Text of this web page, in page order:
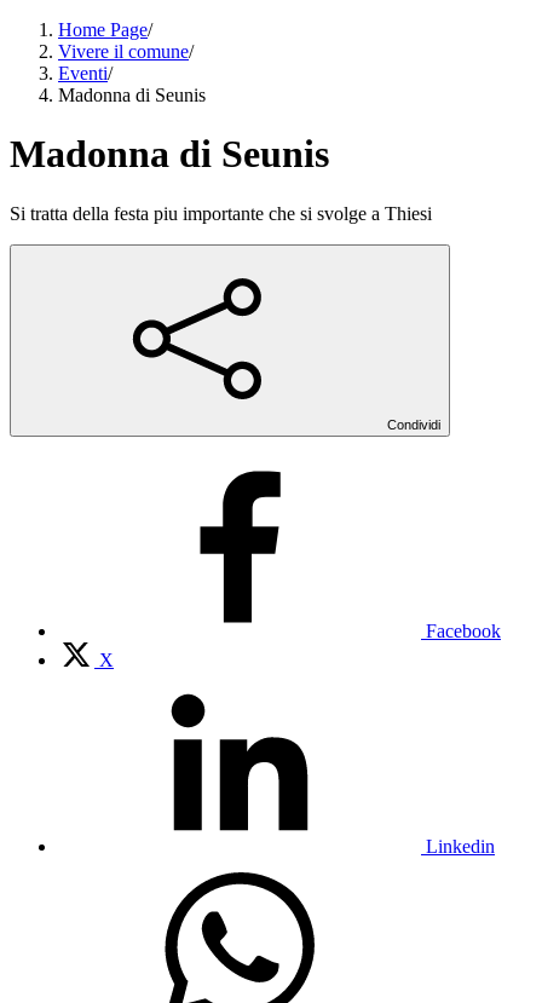
Home Page/
Vivere il comune/
Eventi/
Madonna di Seunis
Madonna di Seunis
Si tratta della festa piu importante che si svolge a Thiesi
Condividi
Facebook
X
Linkedin